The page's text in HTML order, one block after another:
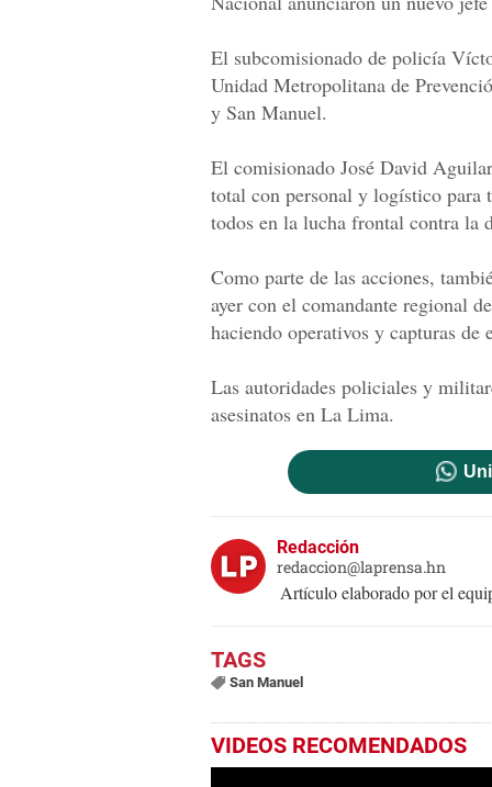
El subcomisionado de policía
Unidad Metropolitana de
y San Manuel.
El comisionado José David
total con personal y logístico para
todos en la lucha frontal contra la
Como parte de las acciones,
ayer con el comandante regional
haciendo operativos y capturas
Las autoridades policiales y
asesinatos en La Lima.
Redacción
redaccion@laprensa.hn
Artículo elaborado por el
San Manuel
VIDEOS RECOMENDADOS